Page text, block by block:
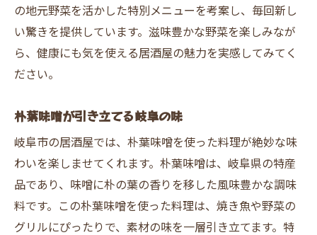
の地元野菜を活かした特別メニューを考案し、毎回新し
い驚きを提供しています。滋味豊かな野菜を楽しみなが
ら、健康にも気を使える居酒屋の魅力を実感してみてく
ださい。
朴葉味噌が引き立てる岐阜の味
岐阜市の居酒屋では、朴葉味噌を使った料理が絶妙な味
わいを楽しませてくれます。朴葉味噌は、岐阜県の特産
品であり、味噌に朴の葉の香りを移した風味豊かな調味
料です。この朴葉味噌を使った料理は、焼き魚や野菜の
グリルにぴったりで、素材の味を一層引き立てます。特